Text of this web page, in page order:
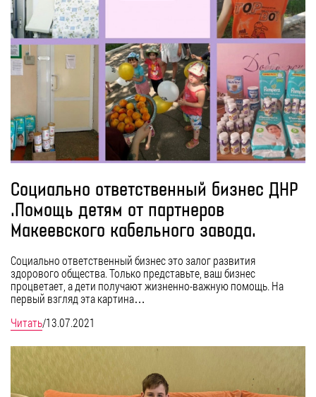
Социально ответственный бизнес ДНР
.Помощь детям от партнеров
Макеевского кабельного завода.
Социально ответственный бизнес это залог развития
здорового общества. Только представьте, ваш бизнес
процветает, а дети получают жизненно-важную помощь. На
первый взгляд эта картина…
Читать/13.07.2021